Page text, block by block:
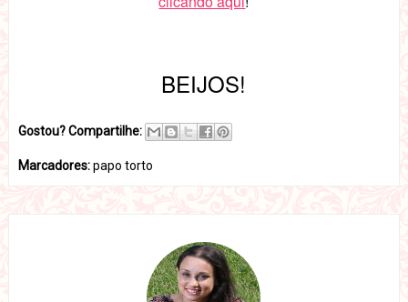
BEIJOS!
Gostou? Compartilhe:
Marcadores:papo torto